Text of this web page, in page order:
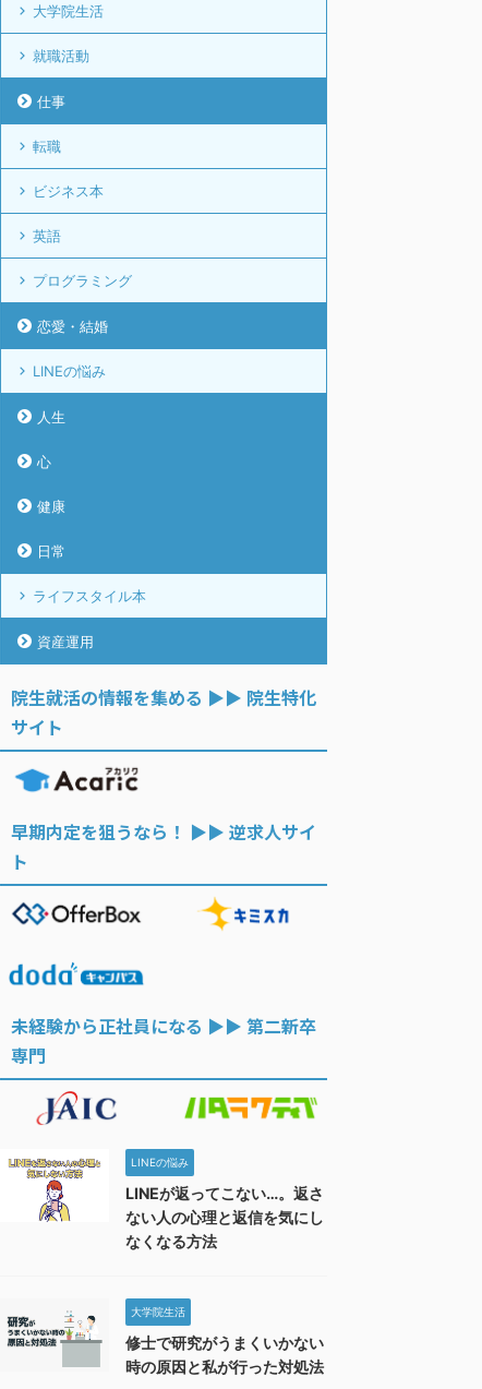
大学院生活
就職活動
仕事
転職
ビジネス本
英語
プログラミング
恋愛・結婚
LINEの悩み
人生
心
健康
日常
ライフスタイル本
資産運用
院生就活の情報を集める ▶︎▶︎ 院生特化
サイト
早期内定を狙うなら！ ▶︎▶︎ 逆求人サイ
ト
未経験から正社員になる ▶︎▶︎ 第二新卒
専門
LINEの悩み
LINEが返ってこない…。返さ
ない人の心理と返信を気にし
なくなる方法
大学院生活
修士で研究がうまくいかない
時の原因と私が行った対処法